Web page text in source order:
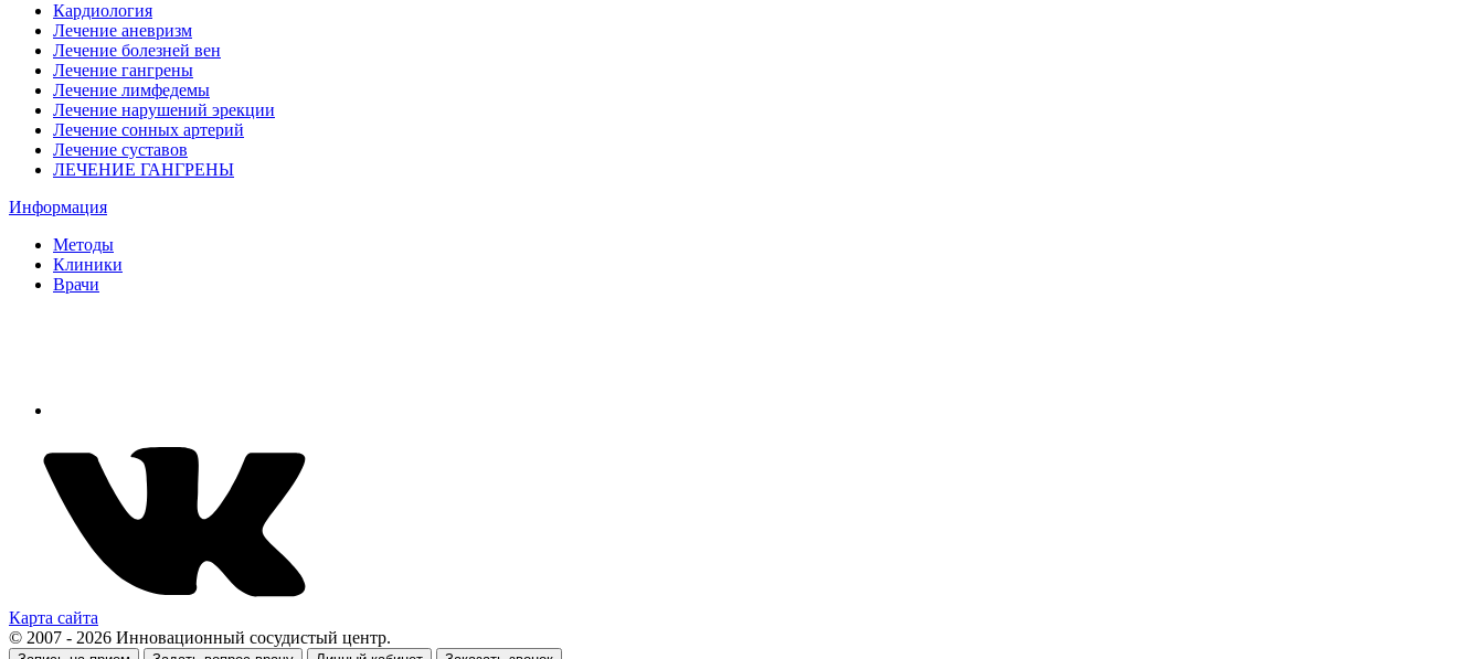
Кардиология
Лечение аневризм
Лечение болезней вен
Лечение гангрены
Лечение лимфедемы
Лечение нарушений эрекции
Лечение сонных артерий
Лечение суставов
ЛЕЧЕНИЕ ГАНГРЕНЫ
Информация
Методы
Клиники
Врачи
Карта сайта
© 2007 - 2026 Инновационный сосудистый центр.